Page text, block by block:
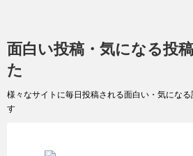
面白い投稿・気になる投
た
様々なサイトに毎日投稿される面白い・気にな
す